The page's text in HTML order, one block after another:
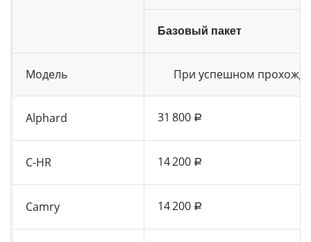
Базовый пакет
Модель При успешном
Alphard 31 800 a
C-HR 14 200 a
Camry 14 200 a